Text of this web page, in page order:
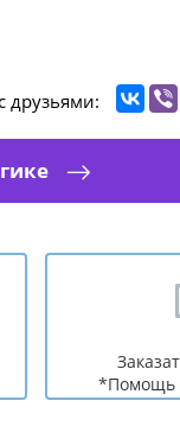
друзьями:
*Помощь